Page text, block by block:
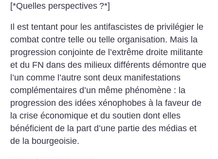
[*Quelles perspectives ?*]
Il est tentant pour les antifascistes de privilégier le
combat contre telle ou telle organisation. Mais la
progression conjointe de l’extrême droite militante
et du FN dans des milieux différents démontre que
l’un comme l’autre sont deux manifestations
complémentaires d’un même phénomène : la
progression des idées xénophobes à la faveur de
la crise économique et du soutien dont elles
bénéficient de la part d’une partie des médias et
de la bourgeoisie.